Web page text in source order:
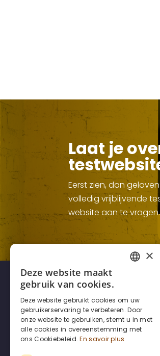
Laat je
Eerst zien, dan
volledig vrijblijvende
website aan te vragen.
Disclaimers
DUTCH
ENGLISH
×
Deze website maakt
gebruik van cookies.
Deze website gebruikt cookies om uw
gebruikerservaring te verbeteren. Door
onze website te gebruiken, stemt u in met
alle cookies in overeenstemming met
ons Cookiebeleid. En savoir plus